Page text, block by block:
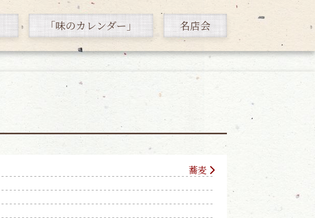
「味のカレンダー」 名店会
蕎麦